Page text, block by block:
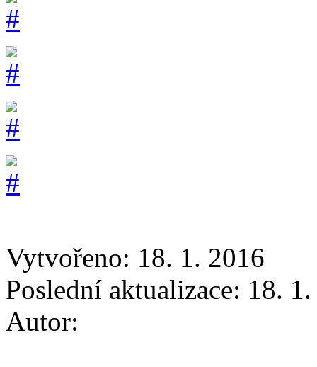
Vytvořeno: 18. 1. 2016
Poslední aktualizace: 18.
Autor: